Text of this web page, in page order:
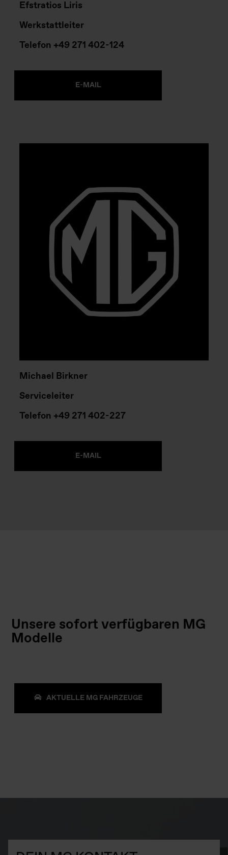
Efstratios Liris
Werkstattleiter
Telefon +49 271 402-124
E-MAIL
Michael Birkner
Serviceleiter
Telefon +49 271 402-227
E-MAIL
Unsere sofort verfügbaren MG
Modelle
AKTUELLE MG FAHRZEUGE